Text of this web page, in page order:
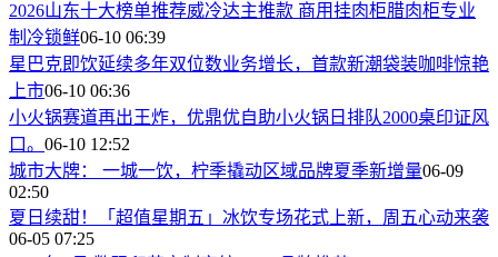
2026山东十大榜单推荐威冷达主推款 商用挂肉柜腊肉柜专业
制冷锁鲜06-10 06:39
星巴克即饮延续多年双位数业务增长，首款新潮袋装咖啡惊艳
上市06-10 06:36
小火锅赛道再出王炸，优鼎优自助小火锅日排队2000桌印证风
口。 06-10 12:52
城市大牌： 一城一饮，柠季撬动区域品牌夏季新增量06-09
02:50
夏日续甜！「超值星期五」冰饮专场花式上新，周五心动来袭
06-05 07:25